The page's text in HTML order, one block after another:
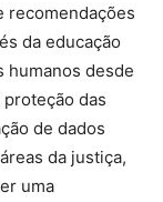
recomendações
da educação
humanos desde
das
de dados
da justiça,
uma